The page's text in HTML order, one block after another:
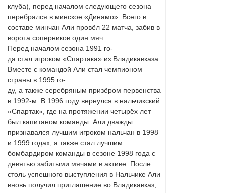
клуба), перед началом следующего сезона
перебрался в минское «Динамо». Всего в
составе минчан Али провёл 22 матча, забив в
ворота соперников один мяч.
Перед началом сезона 1991 го-
да стал игроком «Спартака» из Владикавказа.
Вместе с командой Али стал чемпионом
страны в 1995 го-
ду, а также серебряным призёром первенства
в 1992-м. В 1996 году вернулся в нальчикский
«Спартак», где на протяжении четырёх лет
был капитаном команды. Али дважды
признавался лучшим игроком нальчан в 1998
и 1999 годах, а также стал лучшим
бомбардиром команды в сезоне 1998 года с
девятью забитыми мячами в активе. После
столь успешного выступления в Нальчике Али
вновь получил приглашение во Владикавказ,